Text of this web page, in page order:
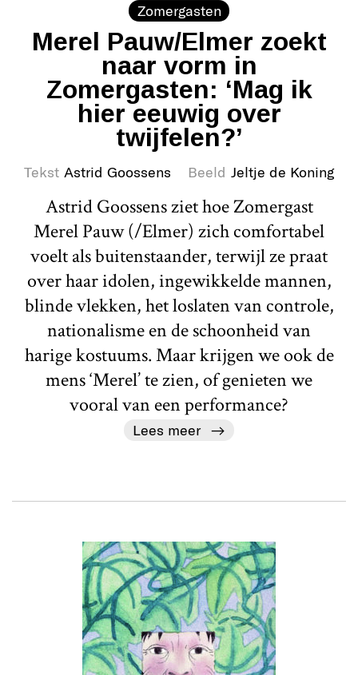
Zomergasten
Merel Pauw/Elmer zoekt
naar vorm in
Zomergasten: ‘Mag ik
hier eeuwig over
twijfelen?’
Tekst Astrid Goossens Beeld Jeltje de Koning
Astrid Goossens ziet hoe Zomergast
Merel Pauw (/Elmer) zich comfortabel
voelt als buitenstaander, terwijl ze praat
over haar idolen, ingewikkelde mannen,
blinde vlekken, het loslaten van controle,
nationalisme en de schoonheid van
harige kostuums. Maar krijgen we ook de
mens ‘Merel’ te zien, of genieten we
vooral van een performance?
Lees meer